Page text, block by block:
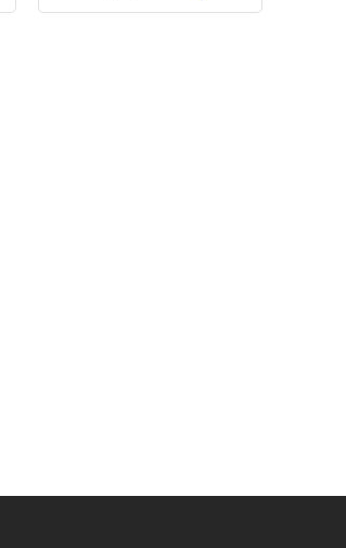
Marker Consort